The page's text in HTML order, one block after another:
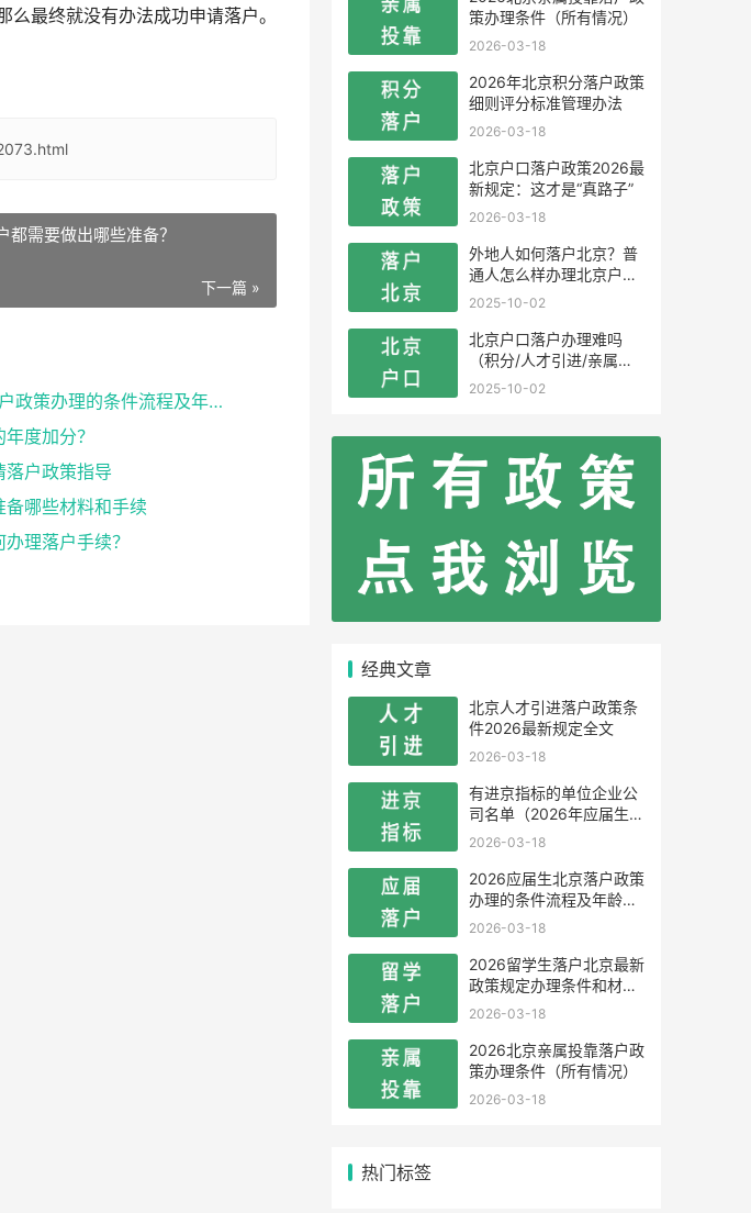
最终就没有办法成功申请落户。
都需要做出哪些准备？
下一篇 »
2026应届生北京落户政策办理的条件流程及年龄限制
度加分？
落户政策指导
哪些材料和手续
理落户手续？
策办理条件（所有情况）
2026-03-18
2026年北京积分落户政策
细则评分标准管理办法
2026-03-18
北京户口落户政策2026最
新规定：这才是“真路子”
2026-03-18
外地人如何落户北京？普
通人怎么样办理北京户
口？
2025-10-02
北京户口落户办理难吗
（积分/人才引进/亲属投
靠）
2025-10-02
经典文章
北京人才引进落户政策条
件2026最新规定全文
2026-03-18
有进京指标的单位企业公
司名单（2026年应届生留
学生）
2026-03-18
2026应届生北京落户政策
办理的条件流程及年龄限
制
2026-03-18
2026留学生落户北京最新
政策规定办理条件和材料
及流程
2026-03-18
2026北京亲属投靠落户政
策办理条件（所有情况）
2026-03-18
热门标签